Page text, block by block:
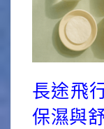
長途飛
保濕與